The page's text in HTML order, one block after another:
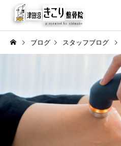
保険診療
ブログ スタッフブログ